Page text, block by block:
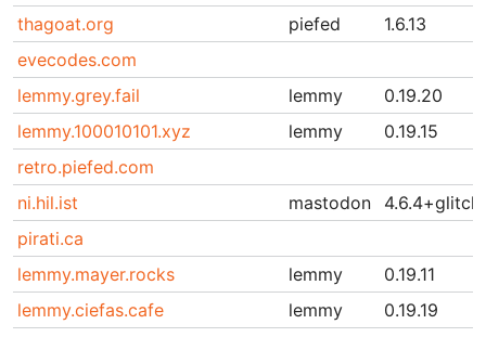
thagoat.org
piefed
1.6.13
evecodes.com
lemmy.grey.fail
lemmy
0.19.20
lemmy.100010101.xyz
lemmy
0.19.15
retro.piefed.com
ni.hil.ist
mastodon
4.6.4+glitch
pirati.ca
lemmy.mayer.rocks
lemmy
0.19.11
lemmy.ciefas.cafe
lemmy
0.19.19